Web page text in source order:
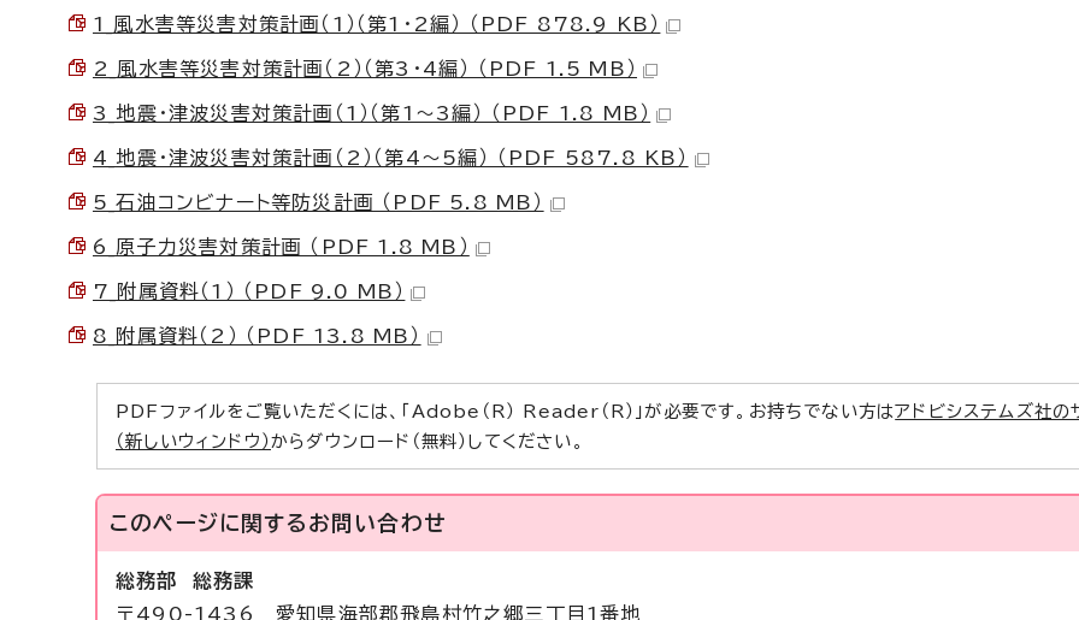
1_風水害等災害対策計画（1）（第1・2編） （PDF 878.9 KB）
2_風水害等災害対策計画（2）（第3・4編） （PDF 1.5 MB）
3_地震・津波災害対策計画（1）（第1～3編） （PDF 1.8 MB）
4_地震・津波災害対策計画（2）（第4～5編） （PDF 587.8 KB）
5_石油コンビナート等防災計画 （PDF 5.8 MB）
6_原子力災害対策計画 （PDF 1.8 MB）
7_附属資料（1） （PDF 9.0 MB）
8_附属資料（2） （PDF 13.8 MB）
PDFファイルをご覧いただくには、「Adobe（R） Reader（R）」が必要です。お持ちでない方はアドビシステムズ社の
（新しいウィンドウ）からダウンロード（無料）してください。
このページに関する お問い合わせ
総務部 総務課
〒490-1436 愛知県海部郡飛島村竹之郷三丁目1番地